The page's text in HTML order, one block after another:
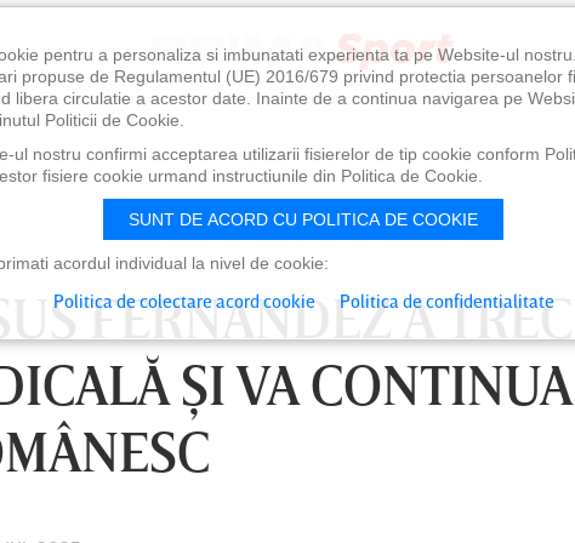
FERNANDEZ A
ŞI VA
pentru a personaliza si imbunatati experienta ta pe Website-ul
propuse de Regulamentul (UE) 2016/679 privind protectia persoanelor
libera circulatie a acestor date. Inainte de a continua navigarea pe
Politicii de Cookie.
ul nostru confirmi acceptarea utilizarii fisierelor de tip cookie conform
fisiere cookie urmand instructiunile din Politica de Cookie.
SUNT DE ACORD CU POLITICA DE COOKIE
acordul individual la nivel de cookie:
Politica de colectare acord cookie Politica de confidentialitate